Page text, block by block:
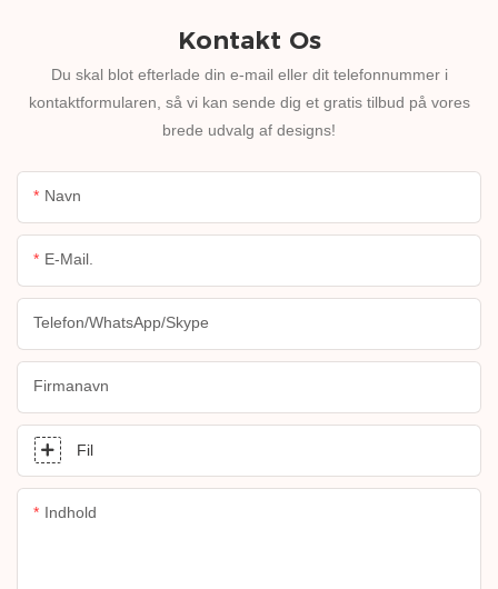
Kontakt Os
Du skal blot efterlade din e-mail eller dit telefonnummer i
kontaktformularen, så vi kan sende dig et gratis tilbud på vores
brede udvalg af designs!
Navn
E-Mail.
Telefon/WhatsApp/Skype
Firmanavn
Fil
Indhold